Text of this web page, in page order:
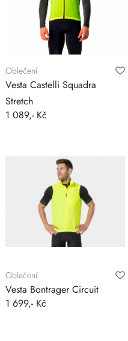
Oblečení
Vesta Castelli Squadra
Stretch
1 089,- Kč
Oblečení
Vesta Bontrager Circuit
1 699,- Kč